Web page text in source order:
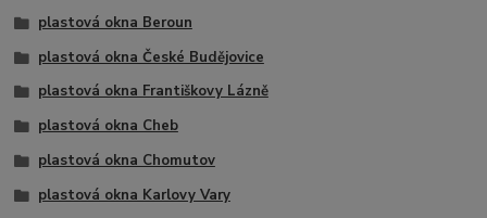
plastová okna Beroun
plastová okna České Budějovice
plastová okna Františkovy Lázně
plastová okna Cheb
plastová okna Chomutov
plastová okna Karlovy Vary